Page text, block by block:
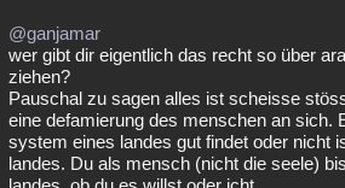
@ganjamar
wer gibt dir eigentlich das recht so über
ziehen?
Pauschal zu sagen alles ist scheisse
eine defamierung des menschen an sich.
system eines landes gut findet oder nicht
landes. Du als mensch (nicht die seele)